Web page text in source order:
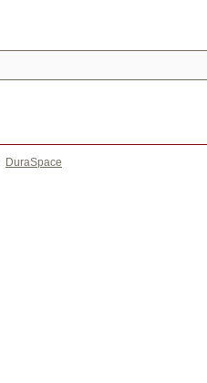
DuraSpace